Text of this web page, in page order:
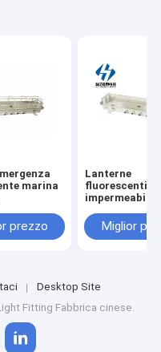
marina
jcy24-
prezzo
Lanterne
fluorescenti
impermeabili
l'emergenza
2e
Miglior
Desktop Site
Fitting Fabbrica cinese.